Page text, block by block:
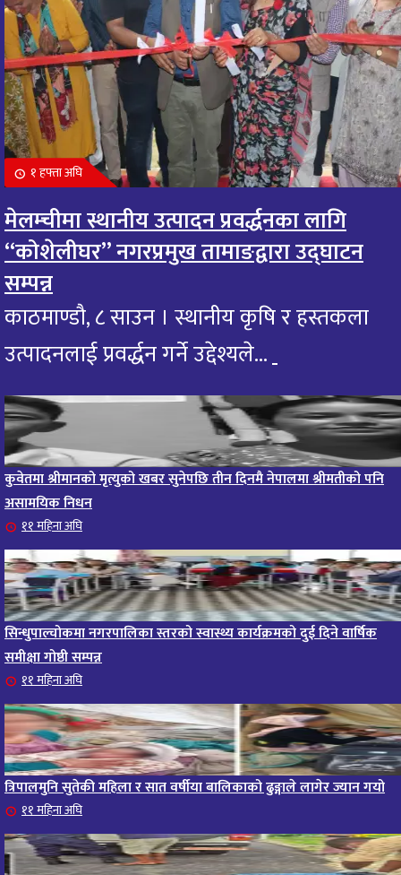
१ हफ्ता अघि
मेलम्चीमा स्थानीय उत्पादन प्रवर्द्धनका लागि
“कोशेलीघर” नगरप्रमुख तामाङद्वारा उद्घाटन
सम्पन्न
काठमाण्डौ, ८ साउन । स्थानीय कृषि र हस्तकला
उत्पादनलाई प्रवर्द्धन गर्ने उद्देश्यले...
कुवेतमा श्रीमानको मृत्युको खबर सुनेपछि तीन दिनमै नेपालमा श्रीमतीको पनि
असामयिक निधन
११ महिना अघि
सिन्धुपाल्चोकमा नगरपालिका स्तरको स्वास्थ्य कार्यक्रमको दुई दिने वार्षिक
समीक्षा गोष्ठी सम्पन्न
११ महिना अघि
त्रिपालमुनि सुतेकी महिला र सात वर्षीया बालिकाको ढुङ्गाले लागेर ज्यान गयो
११ महिना अघि